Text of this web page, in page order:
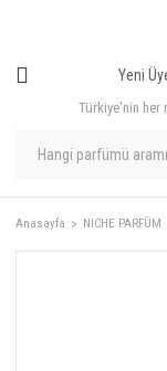
Türkiye'nin her
Yeni
Anasayfa NICHE PARFÜM